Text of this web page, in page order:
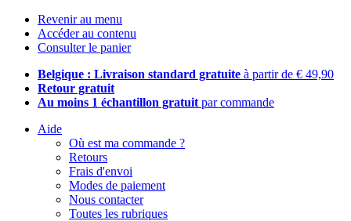
Revenir au menu
Accéder au contenu
Consulter le panier
Belgique : Livraison standard gratuite à partir de € 49,90
Retour gratuit
Au moins 1 échantillon gratuit par commande
Aide
Où est ma commande ?
Retours
Frais d'envoi
Modes de paiement
Nous contacter
Toutes les rubriques